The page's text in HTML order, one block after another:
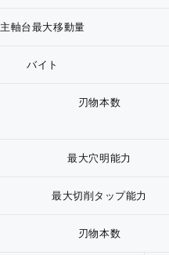
主軸台最大移動量
バイト
刃物本数
最大穴明能力
最大切削タップ能力
刃物本数